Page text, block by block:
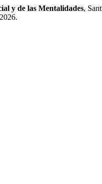
y de las Mentalidades,